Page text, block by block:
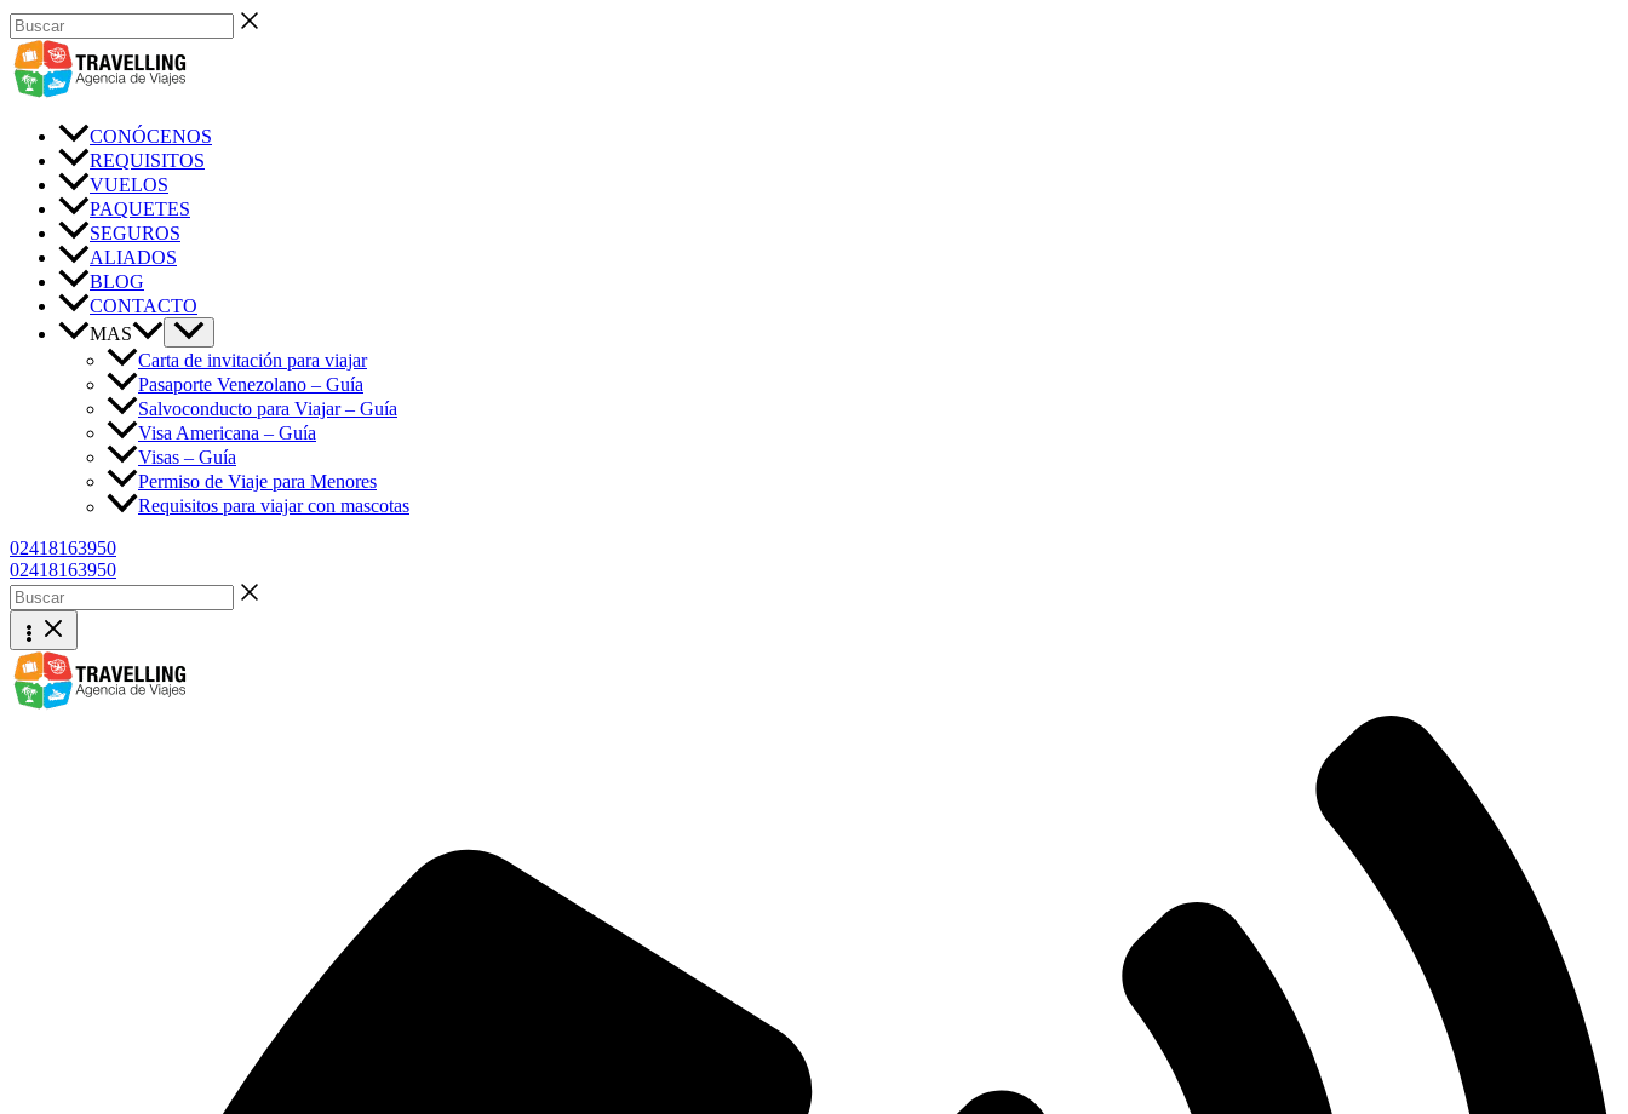
Ir
al
contenido
Buscar
CONÓCENOS
REQUISITOS
VUELOS
PAQUETES
SEGUROS
ALIADOS
BLOG
CONTACTO
MAS
Carta de invitación para viajar
Pasaporte Venezolano – Guía
Salvoconducto para Viajar – Guía
Visa Americana – Guía
Visas – Guía
Permiso de Viaje para Menores
Requisitos para viajar con mascotas
02418163950
02418163950
Buscar